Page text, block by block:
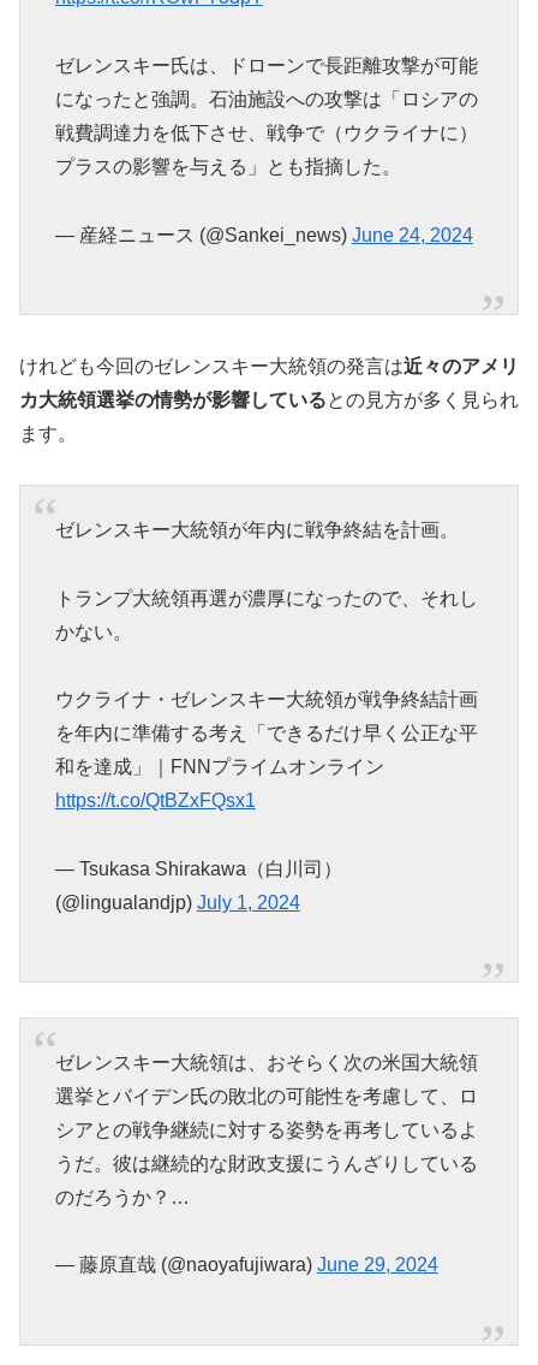
ゼレンスキー氏は、ドローンで長距離攻撃が可能
になったと強調。石油施設への攻撃は「ロシアの
戦費調達力を低下させ、戦争で（ウクライナに）
プラスの影響を与える」とも指摘した。
— 産経ニュース (@Sankei_news) June 24, 2024
けれども今回のゼレンスキー大統領の発言は近々のアメリ
カ大統領選挙の情勢が影響しているとの見方が多く見られ
ます。
ゼレンスキー大統領が年内に戦争終結を計画。
トランプ大統領再選が濃厚になったので、それし
かない。
ウクライナ・ゼレンスキー大統領が戦争終結計画
を年内に準備する考え「できるだけ早く公正な平
和を達成」｜FNNプライムオンライン
https://t.co/QtBZxFQsx1
— Tsukasa Shirakawa（白川司）
(@lingualandjp) July 1, 2024
ゼレンスキー大統領は、おそらく次の米国大統領
選挙とバイデン氏の敗北の可能性を考慮して、ロ
シアとの戦争継続に対する姿勢を再考しているよ
うだ。彼は継続的な財政支援にうんざりしている
のだろうか？…
— 藤原直哉 (@naoyafujiwara) June 29, 2024